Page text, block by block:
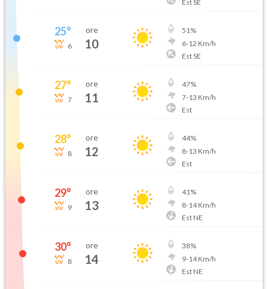
Est SE
25°
6
ore
10
51%
6-12 Km/h
Est SE
27°
7
ore
11
47%
7-13 Km/h
Est
28°
8
ore
12
44%
8-13 Km/h
Est
29°
9
ore
13
41%
8-14Km/h
Est NE
30°
8
ore
14
38%
9-14Km/h
Est NE